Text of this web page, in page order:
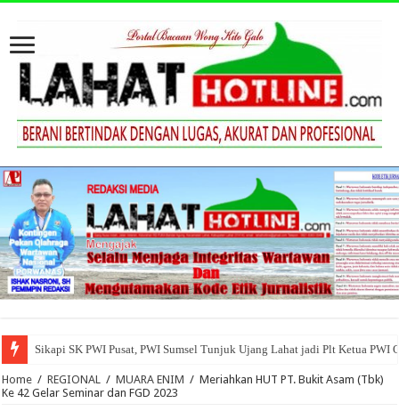
Sikapi SK PWI Pusat, PWI Sumsel Tunjuk Ujang Lahat jadi Plt Ketua PWI
Home / REGIONAL / MUARA ENIM / Meriahkan HUT PT. Bukit Asam (Tbk)
Ke 42 Gelar Seminar dan FGD 2023